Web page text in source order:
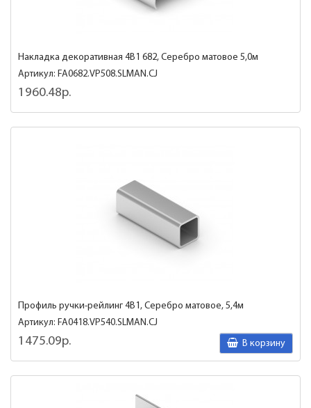
Накладка декоративная 4В1 682, Серебро матовое 5,0м
Артикул: FA0682.VP508.SLMAN.CJ
1960.48р.
Профиль ручки-рейлинг 4В1, Серебро матовое, 5,4м
Артикул: FA0418.VP540.SLMAN.CJ
1475.09р. В корзину